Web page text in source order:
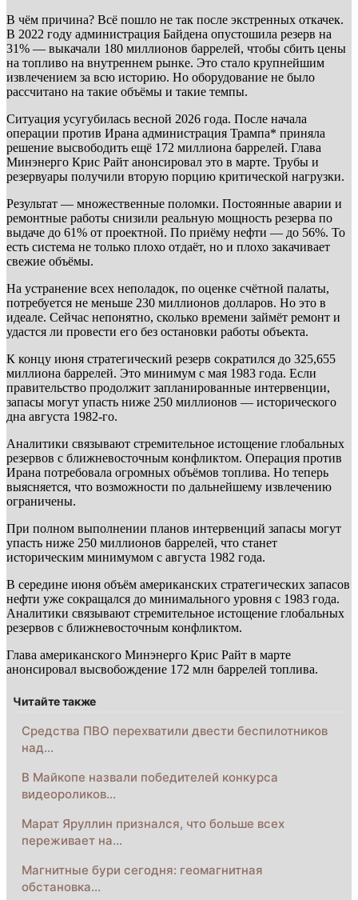
В чём причина? Всё пошло не так после экстренных откачек.
В 2022 году администрация Байдена опустошила резерв на
31% — выкачали 180 миллионов баррелей, чтобы сбить цены
на топливо на внутреннем рынке. Это стало крупнейшим
извлечением за всю историю. Но оборудование не было
рассчитано на такие объёмы и такие темпы.
Ситуация усугубилась весной 2026 года. После начала
операции против Ирана администрация Трампа* приняла
решение высвободить ещё 172 миллиона баррелей. Глава
Минэнерго Крис Райт анонсировал это в марте. Трубы и
резервуары получили вторую порцию критической нагрузки.
Результат — множественные поломки. Постоянные аварии и
ремонтные работы снизили реальную мощность резерва по
выдаче до 61% от проектной. По приёму нефти — до 56%. То
есть система не только плохо отдаёт, но и плохо закачивает
свежие объёмы.
На устранение всех неполадок, по оценке счётной палаты,
потребуется не меньше 230 миллионов долларов. Но это в
идеале. Сейчас непонятно, сколько времени займёт ремонт и
удастся ли провести его без остановки работы объекта.
К концу июня стратегический резерв сократился до 325,655
миллиона баррелей. Это минимум с мая 1983 года. Если
правительство продолжит запланированные интервенции,
запасы могут упасть ниже 250 миллионов — исторического
дна августа 1982-го.
Аналитики связывают стремительное истощение глобальных
резервов с ближневосточным конфликтом. Операция против
Ирана потребовала огромных объёмов топлива. Но теперь
выясняется, что возможности по дальнейшему извлечению
ограничены.
При полном выполнении планов интервенций запасы могут
упасть ниже 250 миллионов баррелей, что станет
историческим минимумом с августа 1982 года.
В середине июня объём американских стратегических запасов
нефти уже сокращался до минимального уровня с 1983 года.
Аналитики связывают стремительное истощение глобальных
резервов с ближневосточным конфликтом.
Глава американского Минэнерго Крис Райт в марте
анонсировал высвобождение 172 млн баррелей топлива.
Читайте также
Средства ПВО перехватили двести беспилотников
над…
В Майкопе назвали победителей конкурса
видеороликов…
Марат Яруллин признался, что больше всех
переживает на…
Магнитные бури сегодня: геомагнитная
обстановка…